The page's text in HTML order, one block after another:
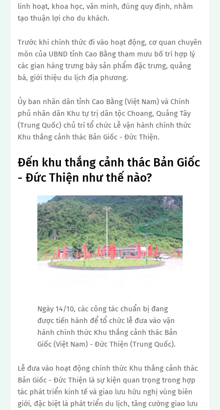
linh hoạt, khoa học, văn minh, đúng quy định, nhằm
tạo thuận lợi cho du khách.
Trước khi chính thức đi vào hoạt động, cơ quan chuyên
môn của UBND tỉnh Cao Bằng tham mưu bố trí hợp lý
các gian hàng trưng bày sản phẩm đặc trưng, ​​quảng
bá, giới thiệu du lịch địa phương.
Ủy ban nhân dân tỉnh Cao Bằng (Việt Nam) và Chính
phủ nhân dân Khu tự trị dân tộc Choang, Quảng Tây
(Trung Quốc) chủ trì tổ chức Lễ vận hành chính thức
Khu thắng cảnh thác Bản Giốc - Đức Thiện.
Đến khu thắng cảnh thác Bản Giốc
- Đức Thiện như thế nào?
Ngày 14/10, các công tác chuẩn bị đang
được tiến hành để tổ chức lễ đưa vào vận
hành chính thức Khu thắng cảnh thác Bản
Giốc (Việt Nam) - Đức Thiện (Trung Quốc).
Lễ đưa vào hoạt động chính thức Khu thắng cảnh thác
Bản Giốc - Đức Thiện là sự kiện quan trọng trong hợp
tác phát triển kinh tế và giao lưu hữu nghị vùng biên
giới, đặc biệt là phát triển du lịch, tăng cường giao lưu